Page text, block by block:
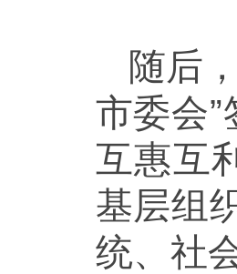
随后
市委会
互惠互
基层组
统、社